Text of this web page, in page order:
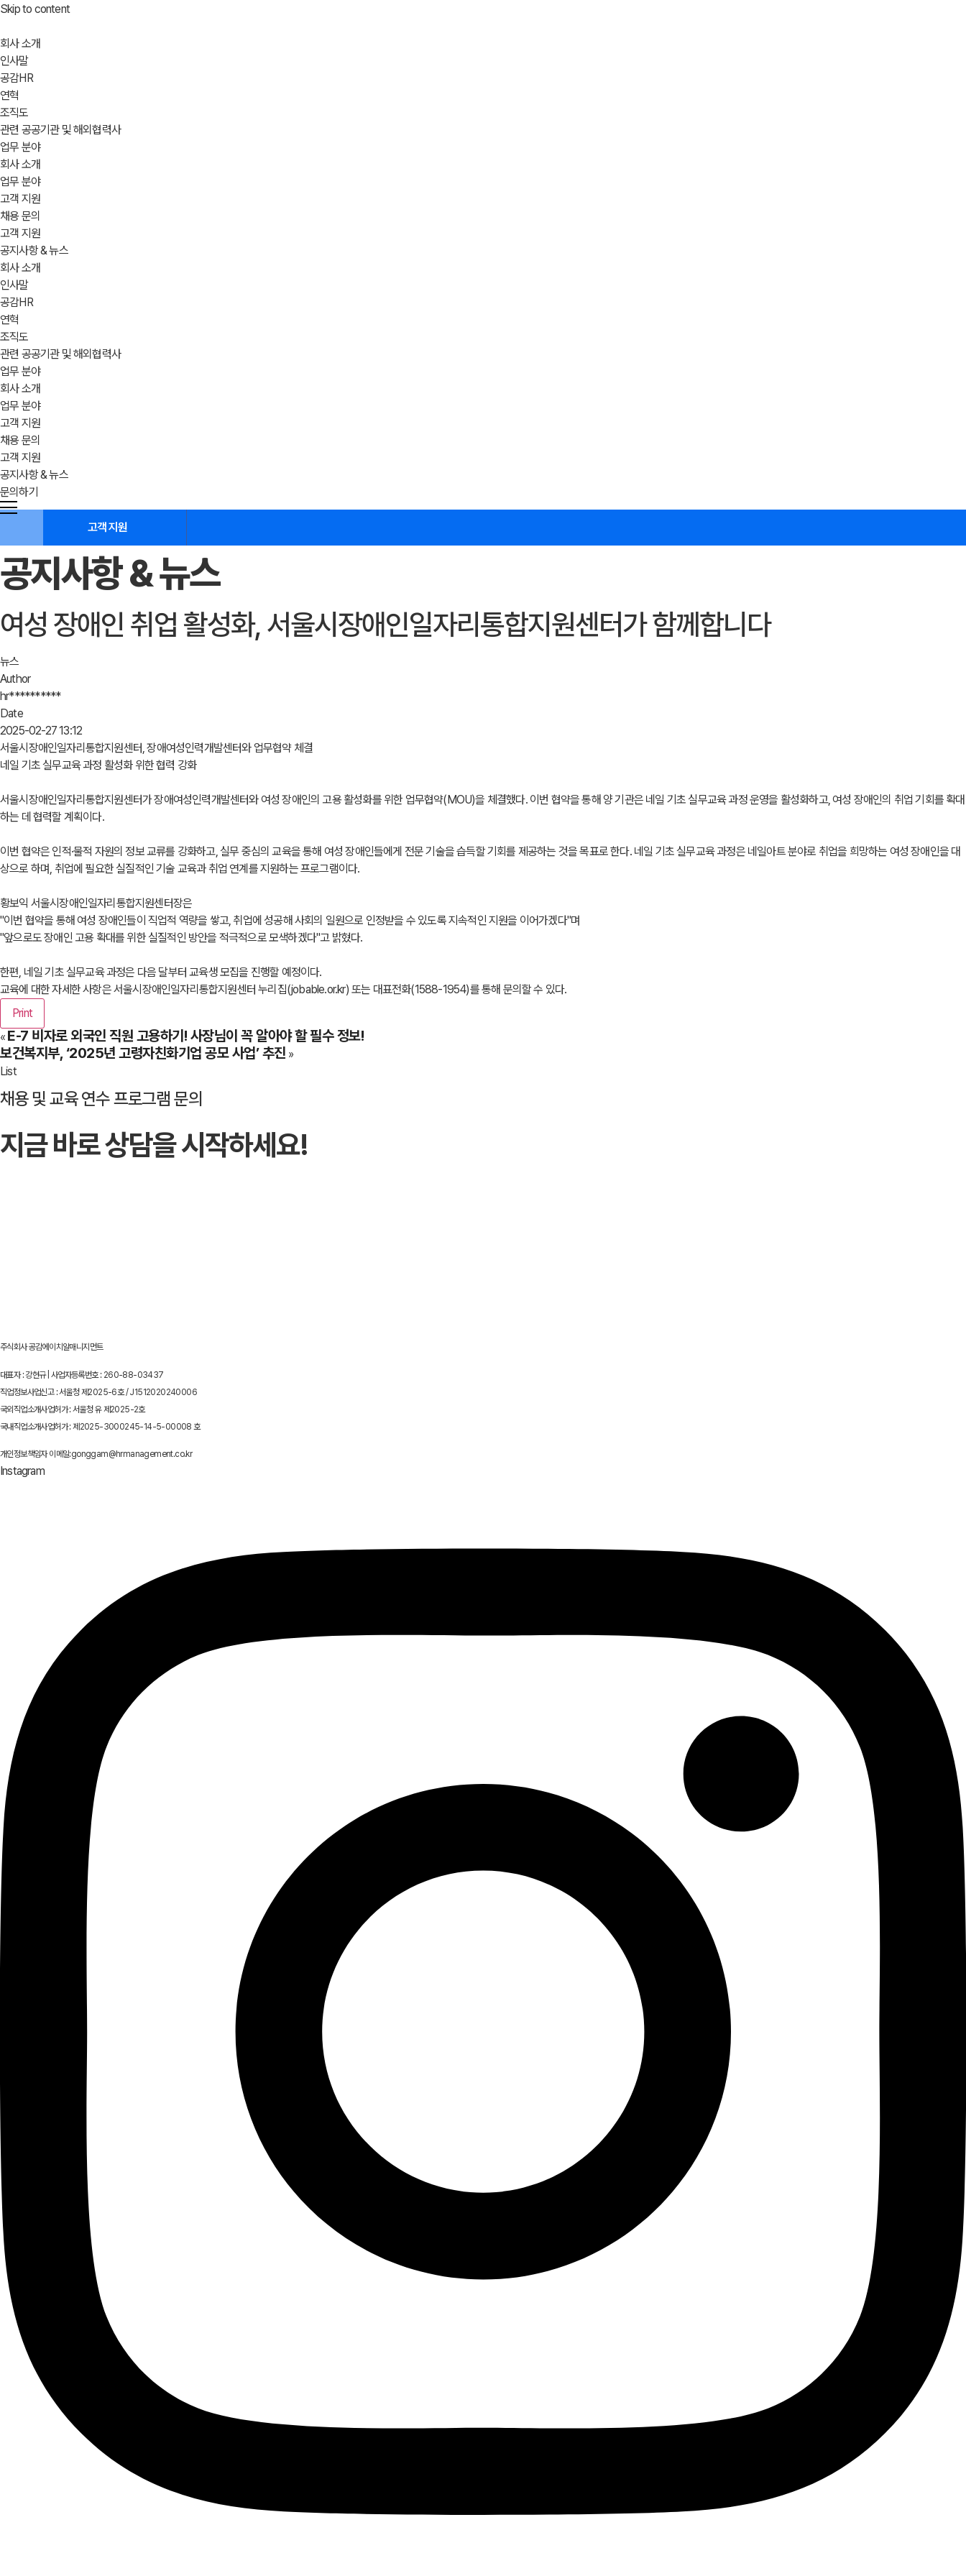
Skip to content
회사 소개
인사말
공감HR
연혁
조직도
관련 공공기관 및 해외협력사
업무 분야
회사 소개
업무 분야
고객 지원
채용 문의
고객 지원
공지사항 & 뉴스
회사 소개
인사말
공감HR
연혁
조직도
관련 공공기관 및 해외협력사
업무 분야
회사 소개
업무 분야
고객 지원
채용 문의
고객 지원
공지사항 & 뉴스
문의하기
고객 지원
공지사항 & 뉴스
여성 장애인 취업 활성화, 서울시장애인일자리통합지원센터가 함께합니다
뉴스
Author
hr**********
Date
2025-02-27 13:12
서울시장애인일자리통합지원센터, 장애여성인력개발센터와 업무협약 체결
네일 기초 실무교육 과정 활성화 위한 협력 강화
서울시장애인일자리통합지원센터가 장애여성인력개발센터와 여성 장애인의 고용 활성화를 위한 업무협약(MOU)을 체결했다. 이번 협약을 통해 양 기관은 네일 기초 실무교육 과정 운영을 활성화하고, 여성 장애인의 취업 기회를 확대
하는 데 협력할 계획이다.
이번 협약은 인적·물적 자원의 정보 교류를 강화하고, 실무 중심의 교육을 통해 여성 장애인들에게 전문 기술을 습득할 기회를 제공하는 것을 목표로 한다. 네일 기초 실무교육 과정은 네일아트 분야로 취업을 희망하는 여성 장애인을 대
상으로 하며, 취업에 필요한 실질적인 기술 교육과 취업 연계를 지원하는 프로그램이다.
황보익 서울시장애인일자리통합지원센터장은
"이번 협약을 통해 여성 장애인들이 직업적 역량을 쌓고, 취업에 성공해 사회의 일원으로 인정받을 수 있도록 지속적인 지원을 이어가겠다"며
"앞으로도 장애인 고용 확대를 위한 실질적인 방안을 적극적으로 모색하겠다"고 밝혔다.
한편, 네일 기초 실무교육 과정은 다음 달부터 교육생 모집을 진행할 예정이다.
교육에 대한 자세한 사항은 서울시장애인일자리통합지원센터 누리집(jobable.or.kr) 또는 대표전화(1588-1954)를 통해 문의할 수 있다.
Print
« E-7 비자로 외국인 직원 고용하기! 사장님이 꼭 알아야 할 필수 정보!
보건복지부, ‘2025년 고령자친화기업 공모 사업’ 추진 »
List
채용 및 교육 연수 프로그램 문의
지금 바로 상담을 시작하세요!
주식회사 공감에이치알매니지먼트
대표자 : 강현규 | 사업자등록번호 : 260-88-03437
직업정보사업신고 : 서울청 제2025-6호 / J1512020240006
국외직업소개사업허가 : 서울청 유 제2025-2호
국내직업소개사업허가 : 제2025-3000245-14-5-00008 호
개인정보책임자 이메일:gonggam@hrmanagement.co.kr
Instagram